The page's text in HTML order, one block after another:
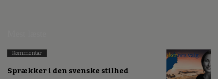
Kommentar
Sprækker i den svenske stilhed